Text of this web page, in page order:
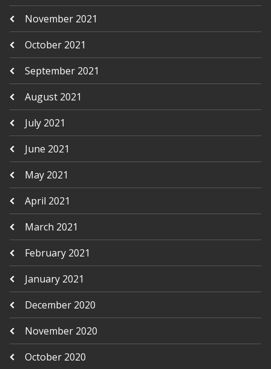
November 2021
October 2021
September 2021
August 2021
July 2021
June 2021
May 2021
April 2021
March 2021
February 2021
January 2021
December 2020
November 2020
October 2020